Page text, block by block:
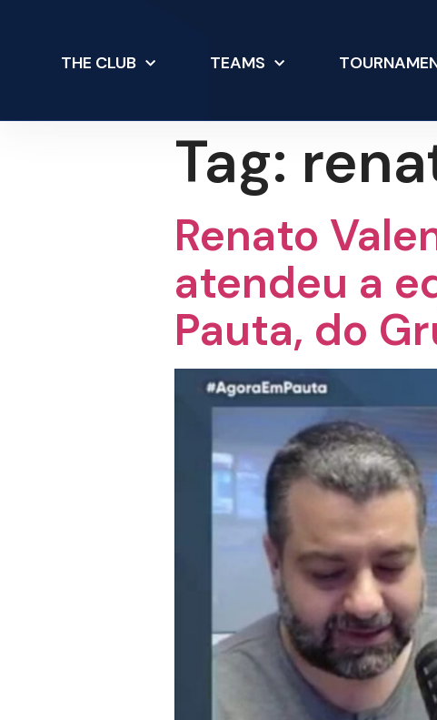
THE CLUB TEAMS
Tag:
Renato
atendeu a
Pauta, do